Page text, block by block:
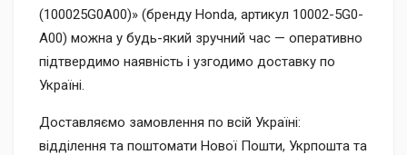
(100025G0A00)» (бренду Honda, артикул 10002-5G0-
A00) можна у будь-який зручний час — оперативно
підтвердимо наявність і узгодимо доставку по
Україні.
Доставляємо замовлення по всій Україні:
відділення та поштомати Нової Пошти, Укрпошта та